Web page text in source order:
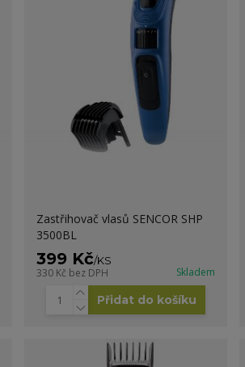
Zastřihovač vlasů SENCOR SHP
3500BL
399 Kč/KS
330 Kč bez DPH Skladem
Přidat do košíku